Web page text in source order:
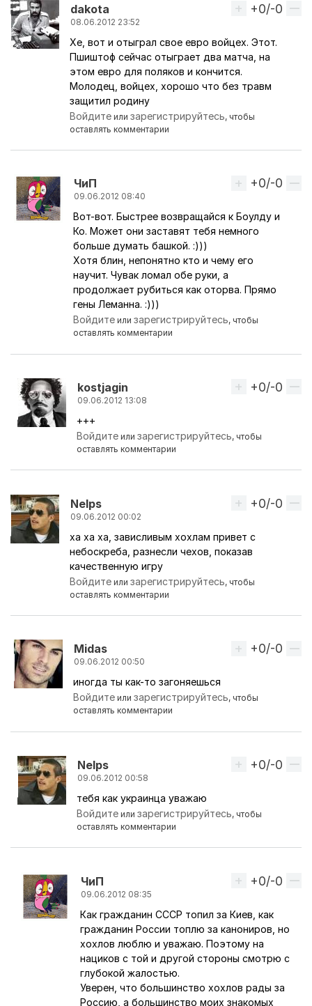
dakota
08.06.2012 23:52
Вверх
+0/-0
Хе, вот и отыграл свое евро войцех. Этот.
Пшиштоф сейчас отыграет два матча, на
этом евро для поляков и кончится.
Молодец, войцех, хорошо что без травм
защитил родину
Войдите илизарегистрируйтесь, чтобы
оставлять комментарии
ЧиП
09.06.2012 08:40
Ответ на комментарий пользователяdakota
Вверх
+0/-0
Вот-вот. Быстрее возвращайся к Боулду и
Ко. Может они заставят тебя немного
больше думать башкой. :)))
Хотя блин, непонятно кто и чему его
научит. Чувак ломал обе руки, а
продолжает рубиться как оторва. Прямо
гены Леманна. :)))
Войдите илизарегистрируйтесь, чтобы
оставлять комментарии
kostjagin
09.06.2012 13:08
Ответ на комментарий пользователяЧиП
Вверх
+0/-0
+++
Войдите илизарегистрируйтесь, чтобы
оставлять комментарии
Nelps
09.06.2012 00:02
Вверх
+0/-0
ха ха ха, зависливым хохлам привет с
небоскреба, разнесли чехов, показав
качественную игру
Войдите илизарегистрируйтесь, чтобы
оставлять комментарии
Midas
09.06.2012 00:50
Ответ на комментарий пользователяNelps
Вверх
+0/-0
иногда ты как-то загоняешься
Войдите илизарегистрируйтесь, чтобы
оставлять комментарии
Nelps
09.06.2012 00:58
Ответ на комментарий пользователяMidas
Вверх
+0/-0
тебя как украинца уважаю
Войдите илизарегистрируйтесь, чтобы
оставлять комментарии
ЧиП
09.06.2012 08:35
Ответ на комментарий пользователяNelps
Вверх
+0/-0
Как гражданин СССР топил за Киев, как
гражданин России топлю за канониров, но
хохлов люблю и уважаю. Поэтому на
нациков с той и другой стороны смотрю с
глубокой жалостью.
Уверен, что большинство хохлов рады за
Россию, а большинство моих знакомых